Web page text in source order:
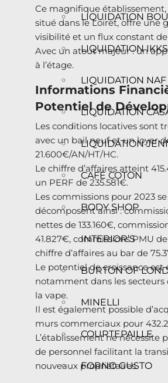
LIQUIDATION
LIQUIDATION IKKS
LIQUIDATION
LIQUIDATION
LIQUIDATION
CAFÉ COTON
BODY SHOP
INTERIOR’S
BURTON OF
MINELLI
COURTEPAILLE
FORNO GUSTO
Ce magnifique
situé dans le Loiret, offre une
visibilité et un flux constant
Avec un atout majeur : un
à l’étage.
Informations
Potentiel de
Les conditions locatives sont
avec un bail neuf et un loyer
21.600€/AN/HT/HC.
Le chiffre d’affaires atteint
un PERF de 235.581€.
Les commissions pour 2023 se
décomposent ainsi :
nettes de 133.160€,
41.827€, commissions PMU
chiffre d’affaires au bar de
Le potentiel de croissance est
notamment dans les secteurs
la vape.
Il est également possible
murs commerciaux pour
L’établissement ne nécessite
de personnel facilitant la
nouveaux propriétaires.